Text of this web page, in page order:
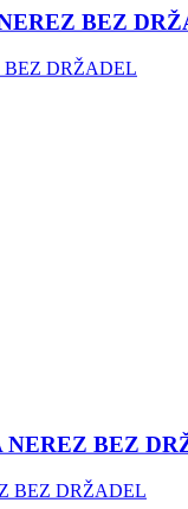
BEZ
BEZ DRŽADEL
NEREZ BEZ
BEZ DRŽADEL